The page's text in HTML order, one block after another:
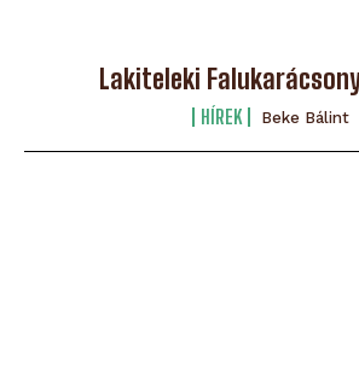
Lakiteleki
HÍREK Beke Bálint